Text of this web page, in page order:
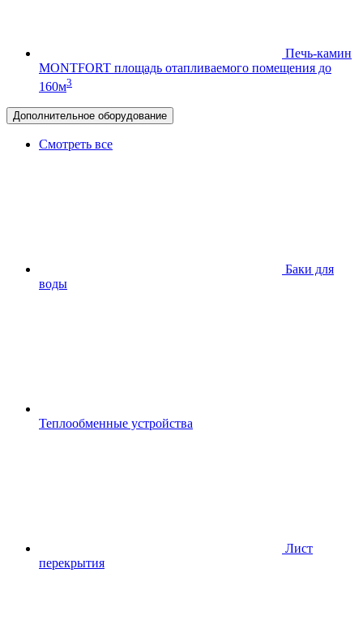
Печь-камин
MONTFORT площадь отапливаемого помещения до
160м3
Дополнительное оборудование
Смотреть все
Баки для
воды
Теплообменные устройства
Лист
перекрытия